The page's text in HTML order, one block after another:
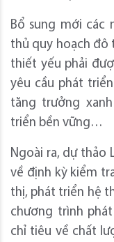
Bổ sung mới các
thủ quy hoạch đô
thiết yếu phải
yêu cầu phát
tăng trưởng
triển bền vững…
Ngoài ra, dự thảo
về định kỳ kiểm
thị, phát triển hệ
chương trình
chỉ tiêu về chất